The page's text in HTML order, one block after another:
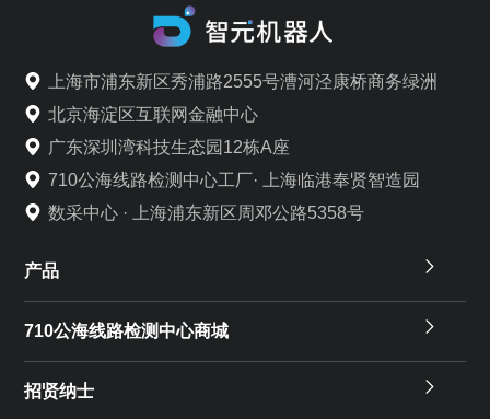
上海市浦东新区秀浦路2555号漕河泾康桥商务绿洲
北京海淀区互联网金融中心
广东深圳湾科技生态园12栋A座
710公海线路检测中心工厂· 上海临港奉贤智造园
数采中心 · 上海浦东新区周邓公路5358号
产品
710公海线路检测中心商城
招贤纳士